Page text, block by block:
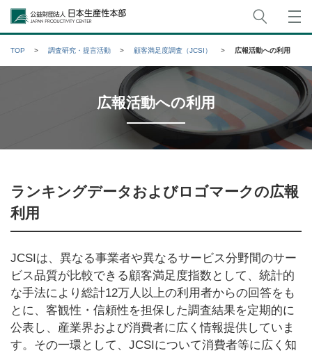
公益財団法人日本生産性本部
TOP 調査研究・提言活動 顧客満足度調査（JCSI） 広報活動への利用
広報活動への利用
ランキングデータおよびロゴマークの広報
利用
JCSIは、異なる事業者や異なるサービス分野間のサー
ビス品質が比較できる顧客満足度指数として、統計的
な手法により総計12万人以上の利用者からの回答をも
とに、客観性・信頼性を担保した調査結果を定期的に
公表し、産業界および消費者に広く情報提供していま
す。その一環として、JCSIについて消費者等に広く知